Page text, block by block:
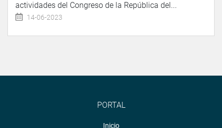
actividades del Congreso de la República del...
14-06-2023
PORTAL
Inicio